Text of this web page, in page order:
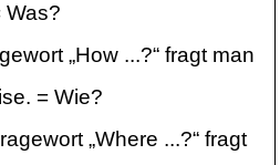
Was?
„How ...?“ fragt man
= Wie?
„Where ...?“ fragt